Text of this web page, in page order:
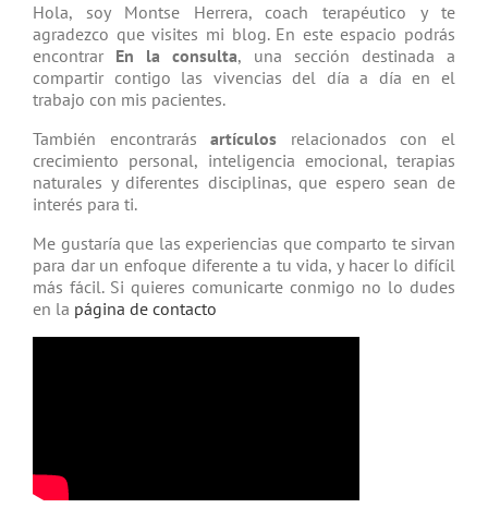
Hola, soy Montse Herrera, coach tera­péutico y te
agradezco que visites mi blog. En este espacio podrás
encontrar En la consulta, una sección destinada a
compartir contigo las vivencias del día a día en el
trabajo con mis pacientes.
También encontrarásartículos relacio­nados con el
crecimiento personal, inteligencia emocional, terapias
natu­rales y diferentes disciplinas, que espero sean de
interés para ti.
Me gustaría que las experiencias que comparto te sirvan
para dar un enfoque diferente a tu vida, y hacer lo difícil
más fácil. Si quieres comunicarte conmigo no lo dudes
en la página de contacto